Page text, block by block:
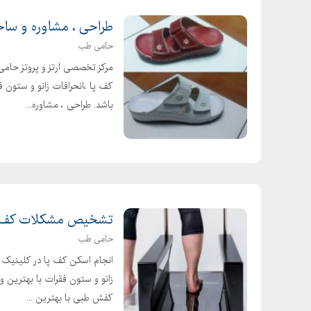
نگهداری بیماران دوقطبی
درمان بیماران دوقطبی
روانپزشک
متخصص اعصاب و روان
اعصاب و روان
مرکز خصوصی نگهداری بیماران اعصاب و روان تهران
مرکز توانبخشی اعصاب و روان
کمک به بیماران اعصاب و روان
توانبخشی بیماران روانی
کاردرمانی اعصاب و روان
مرکز نگهداری بیماران اعصاب و روان
طراحی ، مشاوره و
حامی طب
مرکز تخصصی ارتز و پروتز
کف پا ،انحرافات زانو و
باشد. طراحی ، مشاوره...
تشخیص مشکلات کف
حامی طب
انجام اسکن کف پا در
زانو و ستون فقرات با
کفش طبی با بهترین ...